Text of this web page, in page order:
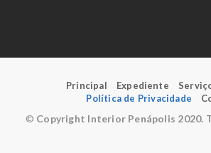
Principal Expediente
Política de Privacidade
© Copyright Interior Penápolis 2020.